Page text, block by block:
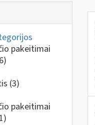
pakeitimai
(3)
pakeitimai